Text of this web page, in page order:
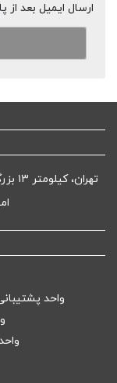
ارسال ایمیل بعد
واحد